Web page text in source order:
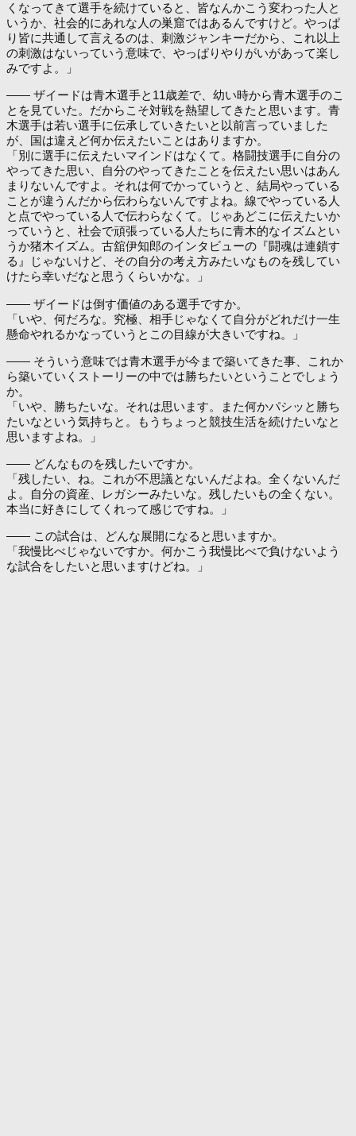
くなってきて選手を続けていると、皆なんかこう変わった人と
いうか、社会的にあれな人の巣窟ではあるんですけど。やっぱ
り皆に共通して言えるのは、刺激ジャンキーだから、これ以上
の刺激はないっていう意味で、やっぱりやりがいがあって楽し
みですよ。」
―― ザイードは青木選手と11歳差で、幼い時から青木選手のこ
とを見ていた。だからこそ対戦を熱望してきたと思います。青
木選手は若い選手に伝承していきたいと以前言っていました
が、国は違えど何か伝えたいことはありますか。
「別に選手に伝えたいマインドはなくて。格闘技選手に自分の
やってきた思い、自分のやってきたことを伝えたい思いはあん
まりないんですよ。それは何でかっていうと、結局やっている
ことが違うんだから伝わらないんですよね。線でやっている人
と点でやっている人で伝わらなくて。じゃあどこに伝えたいか
っていうと、社会で頑張っている人たちに青木的なイズムとい
うか猪木イズム。古舘伊知郎のインタビューの『闘魂は連鎖す
る』じゃないけど、その自分の考え方みたいなものを残してい
けたら幸いだなと思うくらいかな。」
―― ザイードは倒す価値のある選手ですか。
「いや、何だろな。究極、相手じゃなくて自分がどれだけ一生
懸命やれるかなっていうとこの目線が大きいですね。」
―― そういう意味では青木選手が今まで築いてきた事、これか
ら築いていくストーリーの中では勝ちたいということでしょう
か。
「いや、勝ちたいな。それは思います。また何かパシッと勝ち
たいなという気持ちと。もうちょっと競技生活を続けたいなと
思いますよね。」
―― どんなものを残したいですか。
「残したい、ね。これが不思議とないんだよね。全くないんだ
よ。自分の資産、レガシーみたいな。残したいもの全くない。
本当に好きにしてくれって感じですね。」
―― この試合は、どんな展開になると思いますか。
「我慢比べじゃないですか。何かこう我慢比べで負けないよう
な試合をしたいと思いますけどね。」